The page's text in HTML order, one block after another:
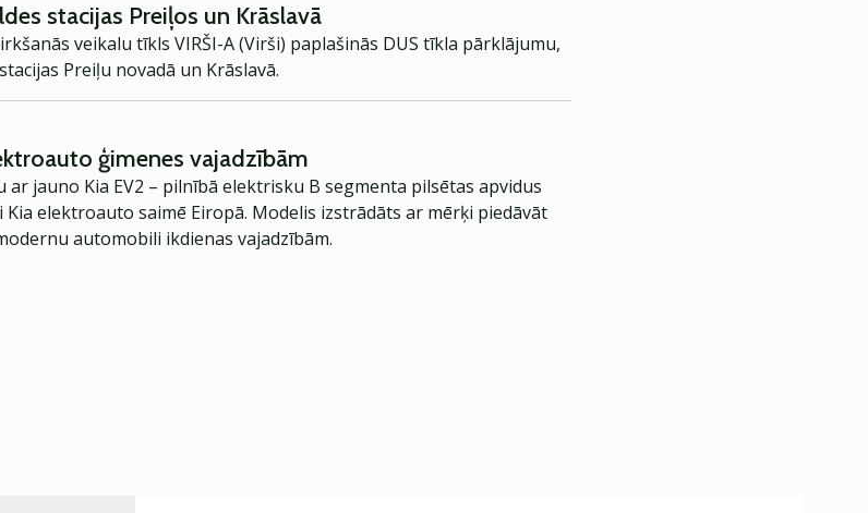
stacijas Preiļos un Krāslavā
veikalu tīkls VIRŠI-A (Virši) paplašinās DUS tīkla pārklājumu,
Preiļu novadā un Krāslavā.
ģimenes vajadzībām
jauno Kia EV2 – pilnībā elektrisku B segmenta pilsētas apvidus
elektroauto saimē Eiropā. Modelis izstrādāts ar mērķi piedāvāt
automobili ikdienas vajadzībām.